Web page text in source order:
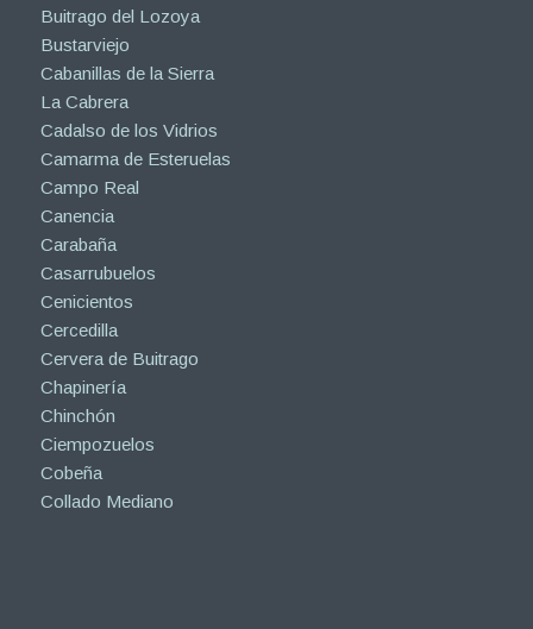
Buitrago del Lozoya
Bustarviejo
Cabanillas de la Sierra
La Cabrera
Cadalso de los Vidrios
Camarma de Esteruelas
Campo Real
Canencia
Carabaña
Casarrubuelos
Cenicientos
Cercedilla
Cervera de Buitrago
Chapinería
Chinchón
Ciempozuelos
Cobeña
Collado Mediano